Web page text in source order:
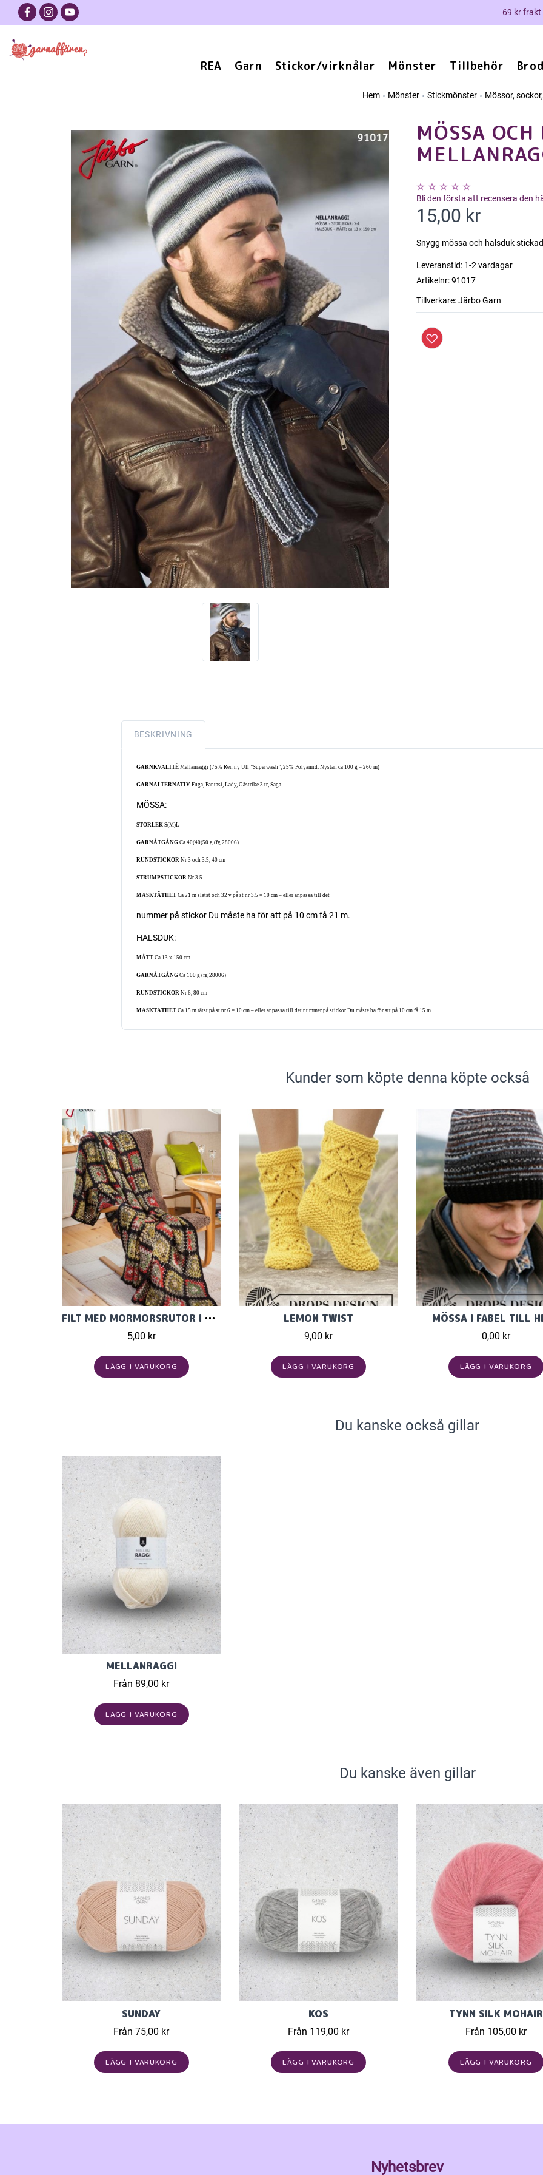
69 kr
REA Garn Stickor/virknålar Mönster Tillbehör
Hem Mönster Stickmönster Mössor,
MÖSSA
Bli den första att recensera den
15,00 kr
Snygg mössa och halsduk
Leveranstid: 1-2 vardagar
Artikelnr:91017
Tillverkare:Järbo Garn
BESKRIVNING
GARNKVALITÉ Mellanraggi (75% Ren ny Ull ”Superwash”, 25% Polyamid. Nystan ca 100 g = 260 m)
GARNALTERNATIV Fuga, Fantasi, Lady, Gästrike 3 tr, Saga
MÖSSA:
STORLEK S(M)L
GARNÅTGÅNG Ca 40(40)50 g (fg 28006)
RUNDSTICKOR Nr 3 och 3.5, 40 cm
STRUMPSTICKOR Nr 3.5
MASKTÄTHET Ca 21 m slätst och 32 v på st nr 3.5 = 10 cm – eller anpassa till det
nummer på stickor Du måste ha för att på 10 cm få 21 m.
HALSDUK:
MÅTT Ca 13 x 150 cm
GARNÅTGÅNG Ca 100 g (fg 28006)
RUNDSTICKOR Nr 6, 80 cm
MASKTÄTHET Ca 15 m rätst på st nr 6 = 10 cm – eller anpassa till det nummer på stickor Du måste ha för att på 10 cm få 15 m.
Kunder som köpte denna köpte också
FILT MED MORMORSRUTOR I MELLANRAGGI
5,00 kr
LÄGG I VARUKORG
LEMON TWIST
9,00 kr
LÄGG I VARUKORG
MÖSSA I FABEL TILL
0,00 kr
LÄGG I VARUKORG
Du kanske också gillar
MELLANRAGGI
Från 89,00 kr
LÄGG I VARUKORG
Du kanske även gillar
SUNDAY
Från 75,00 kr
LÄGG I VARUKORG
KOS
Från 119,00 kr
LÄGG I VARUKORG
TYNN SILK MOHAIR
Från 105,00 kr
LÄGG I VARUKORG
Nyhetsbrev